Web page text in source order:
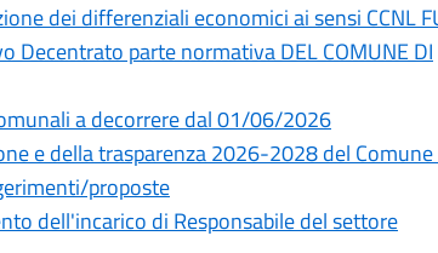
dei differenziali economici ai sensi CCNL
parte normativa DEL COMUNE DI
a decorrere dal 01/06/2026
e della trasparenza 2026-2028 del Comune
proposte
dell'incarico di Responsabile del settore